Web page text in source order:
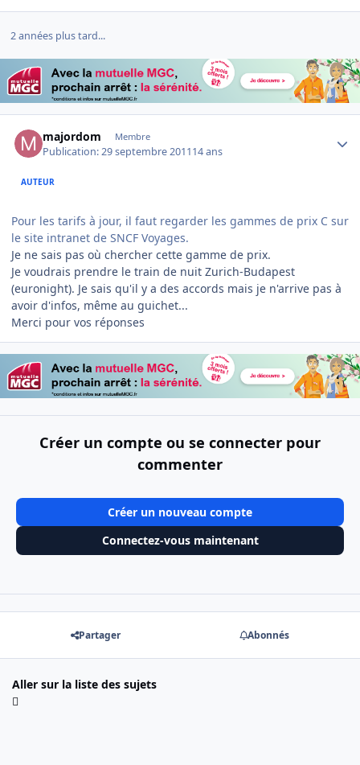
2 années plus tard...
majordom Membre
Publication:29 septembre 201114 ans
AUTEUR
Pour les tarifs à jour, il faut regarder les gammes de prix C sur
le site intranet de SNCF Voyages.
Je ne sais pas où chercher cette gamme de prix.
Je voudrais prendre le train de nuit Zurich-Budapest
(euronight). Je sais qu'il y a des accords mais je n'arrive pas à
avoir d'infos, même au guichet...
Merci pour vos réponses
Créer un compte ou se connecter pour
commenter
Créer un nouveau compte
Connectez-vous maintenant
Partager Abonnés
Aller sur la liste des sujets